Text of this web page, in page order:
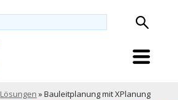
Lösungen »Bauleitplanung mit XPlanung